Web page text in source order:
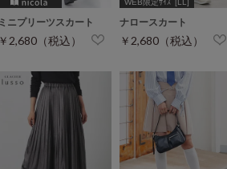
ミニプリーツスカート
￥2,680（税込）
WEB限定ｻｲｽﾞ[LL]
ナロースカート
￥2,680（税込）